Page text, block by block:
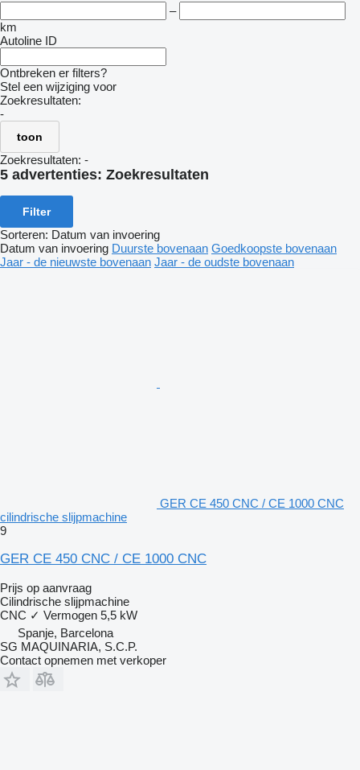
–
km
Autoline ID
Ontbreken er filters?
Stel een wijziging voor
Zoekresultaten:
-
toon
Zoekresultaten: -
5 advertenties: Zoekresultaten
Filter
Sorteren: Datum van invoering
Datum van invoering Duurste bovenaan Goedkoopste bovenaan
Jaar - de nieuwste bovenaan Jaar - de oudste bovenaan
GER CE 450 CNC / CE 1000 CNC
cilindrische slijpmachine
9
GER CE 450 CNC / CE 1000 CNC
Prijs op aanvraag
Cilindrische slijpmachine
CNC ✓ Vermogen 5,5 kW
Spanje, Barcelona
SG MAQUINARIA, S.C.P.
Contact opnemen met verkoper